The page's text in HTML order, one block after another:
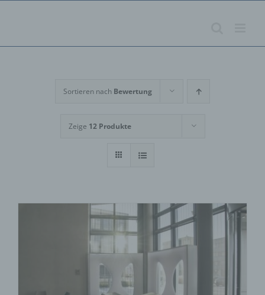
Sortieren nach Bewertung
Zeige 12 Produkte